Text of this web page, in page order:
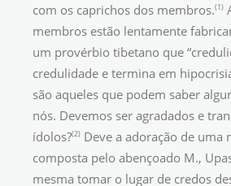
com os caprichos dos membros.(1)
membros estão lentamente
um provérbio tibetano que
credulidade e termina em
são aqueles que podem saber
nós. Devemos ser agradados e
ídolos?(2) Deve a adoração de uma
composta pelo abençoado M.,
mesma tomar o lugar de credos